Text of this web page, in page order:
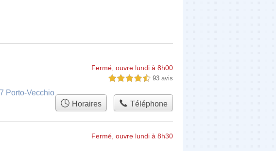
Porto-Vecchio
Fermé, ouvre lundi à 8h00
4,5 étoiles sur 5 93 avis
Horaires Téléphone
Fermé, ouvre lundi à 8h30